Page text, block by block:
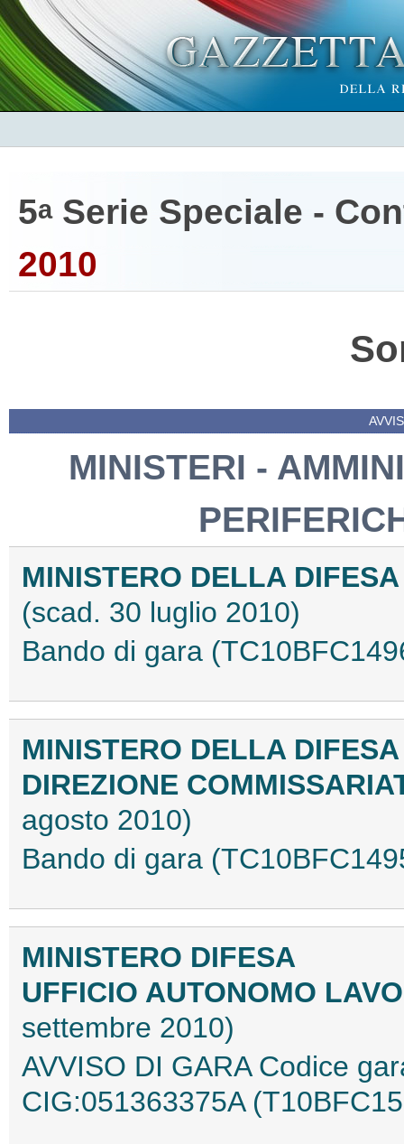
5aSerie Speciale -
2010
MINISTERI -
MINISTERO DELLA
(scad. 30 luglio 2010)
Bando di gara
MINISTERO DELLA DIFESA
DIREZIONE
agosto 2010)
Bando di gara
MINISTERO DIFESA
UFFICIO AUTONOMO
settembre 2010)
AVVISO DI GARA Codice
CIG:051363375A